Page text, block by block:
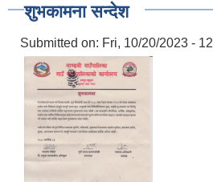
शुभकामना सन्देश
Submitted on: Fri, 10/20/2023 -